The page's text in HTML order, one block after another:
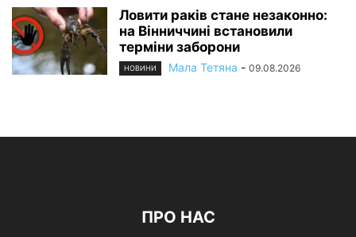
Ловити раків стане незаконно:
на Вінниччині встановили
терміни заборони
НОВИНИ Мала Тетяна - 09.08.2026
ПРО НАС